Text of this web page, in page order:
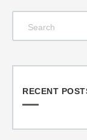
RECENT